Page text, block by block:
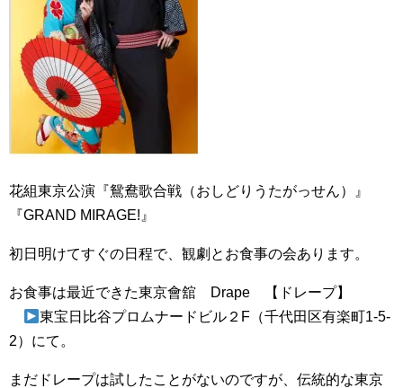
花組東京公演『鴛鴦歌合戦（おしどりうたがっせん）』
『GRAND MIRAGE!』
初日明けてすぐの日程で、観劇とお食事の会あります。
お食事は最近できた東京會舘 Drape 【ドレープ】
東宝日比谷プロムナードビル２F（千代田区有楽町1-5-
2）にて。
まだドレープは試したことがないのですが、伝統的な東京